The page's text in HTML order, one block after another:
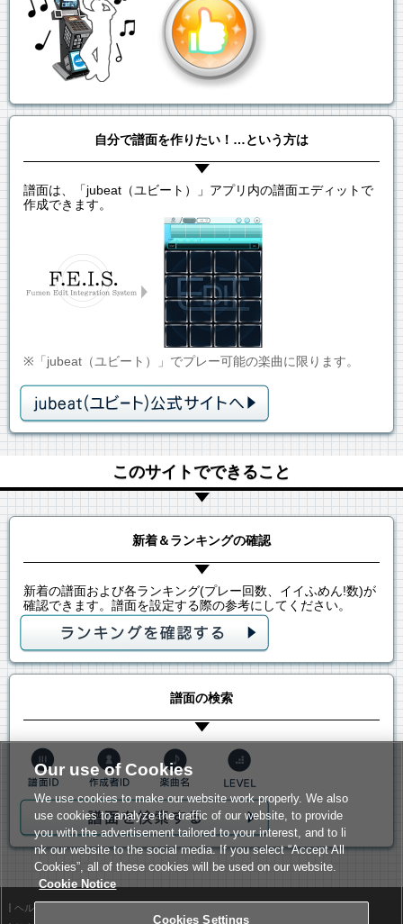
自分で譜面を作りたい！…という方は
譜面は、「jubeat（ユビート）」アプリ内の譜面エディットで
作成できます。
※「jubeat（ユビート）」でプレー可能の楽曲に限ります。
このサイトでできること
新着＆ランキングの確認
新着の譜面および各ランキング(プレー回数、イイふめん!数)が
確認できます。譜面を設定する際の参考にしてください。
譜面の検索
ヘルプ
Our use of Cookies
We use cookies to make our website work properly. We also
use cookies to analyze the traffic of our website, to provide
you with the advertisement tailored to your interest, and to li
nk our website to the social media. If you select “Accept All
Cookies”, all of these cookies will be used on our website.
Cookie Notice
Cookies Settings